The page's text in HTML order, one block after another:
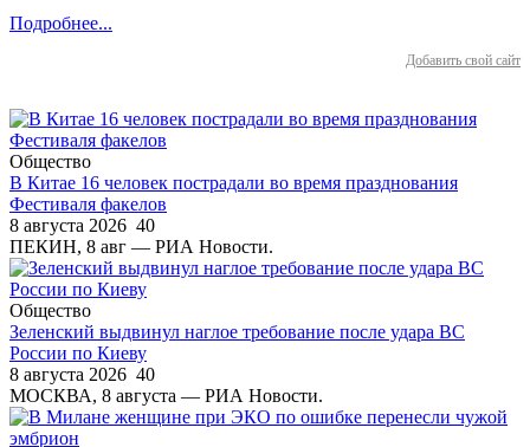
Подробнее...
Добавить свой сайт
Общество
В Китае 16 человек пострадали во время празднования
Фестиваля факелов
8 августа 2026 40
ПЕКИН, 8 авг — РИА Новости.
Общество
Зеленский выдвинул наглое требование после удара ВС
России по Киеву
8 августа 2026 40
МОСКВА, 8 августа — РИА Новости.